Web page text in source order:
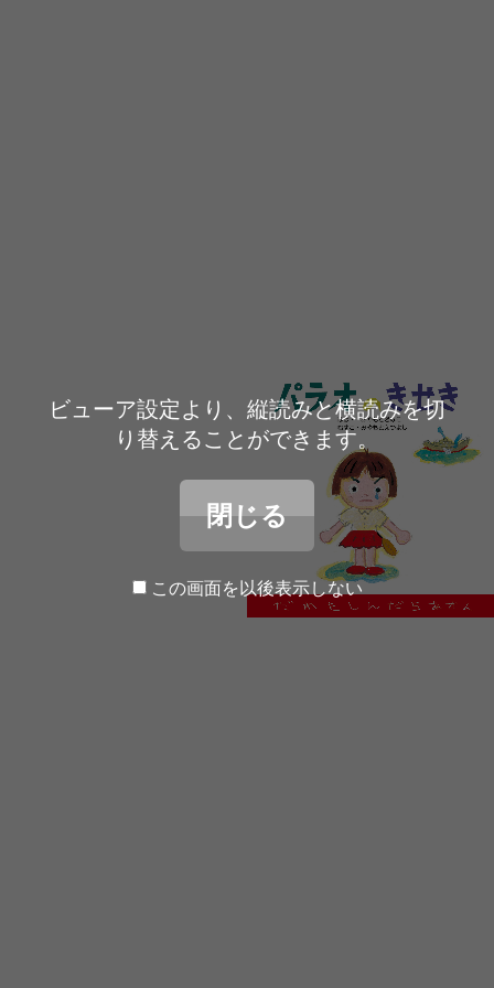
ビューア設定より、縦読みと横読みを切
り替えることができます。
閉じる
この画面を以後表示しない